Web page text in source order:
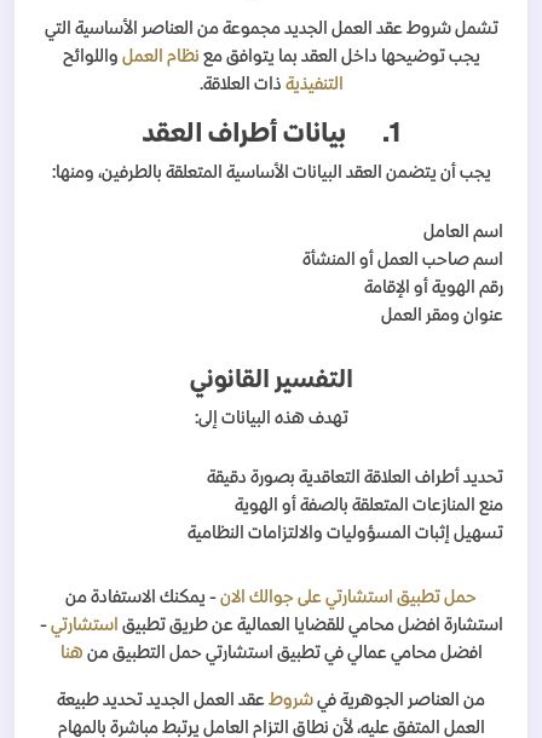
تشمل شروط عقد العمل الجديد مجموعة من العناصر الأساسية التي
يجب توضيحها داخل العقد بما يتوافق مع نظام العمل واللوائح
التنفيذية ذات العلاقة.
1. بيانات أطراف العقد
يجب أن يتضمن العقد البيانات الأساسية المتعلقة بالطرفين، ومنها:
اسم العامل
اسم صاحب العمل أو المنشأة
رقم الهوية أو الإقامة
عنوان ومقر العمل
التفسير القانوني
تهدف هذه البيانات إلى:
تحديد أطراف العلاقة التعاقدية بصورة دقيقة
منع المنازعات المتعلقة بالصفة أو الهوية
تسهيل إثبات المسؤوليات والالتزامات النظامية
حمل تطبيق استشارتي على جوالك الان - يمكنك الاستفادة من
استشارة افضل محامي للقضايا العمالية عن طريق تطبيق استشارتي-
افضل محامي عمالي في تطبيق استشارتي حمل التطبيق من هنا
من العناصر الجوهرية في شروط عقد العمل الجديد تحديد طبيعة
العمل المتفق عليه، لأن نطاق التزام العامل يرتبط مباشرة بالمهام